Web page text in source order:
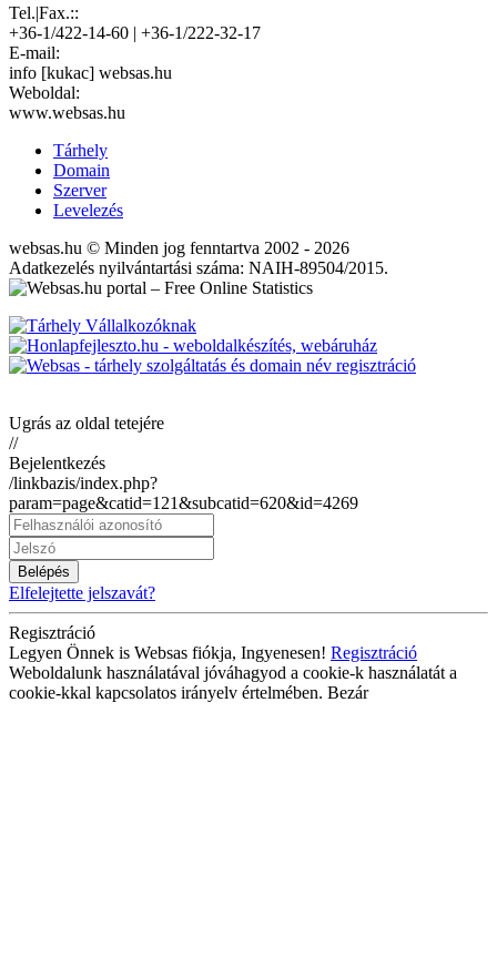
Tel.|Fax.::
+36-1/422-14-60 | +36-1/222-32-17
E-mail:
info [kukac] websas.hu
Weboldal:
www.websas.hu
Tárhely
Domain
Szerver
Levelezés
websas.hu © Minden jog fenntartva 2002 - 2026
Adatkezelés nyilvántartási száma: NAIH-89504/2015.
Ugrás az oldal tetejére
//
Bejelentkezés
/linkbazis/index.php?
param=page&catid=121&subcatid=620&id=4269
Belépés
Elfelejtette jelszavát?
Regisztráció
Legyen Önnek is Websas fiókja, Ingyenesen! Regisztráció
Weboldalunk használatával jóváhagyod a cookie-k használatát a
cookie-kkal kapcsolatos irányelv értelmében. Bezár